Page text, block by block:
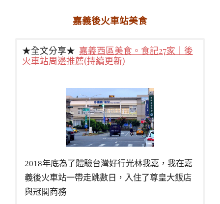
嘉義後火車站美食
★全文分享★ 嘉義西區美食。食記27家｜後
火車站周邊推薦(持續更新)
2018年底為了體驗台灣好行光林我嘉，我在嘉
義後火車站一帶走跳數日，入住了尊皇大飯店
與冠閣商務